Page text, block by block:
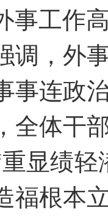
事工作
调，外
事连政
全体干
重显绩轻
福根本